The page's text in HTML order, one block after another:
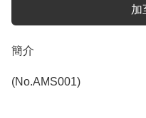
加
簡介
(No.AMS001)